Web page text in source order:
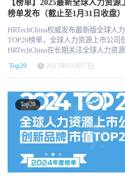
多样性分布考虑 遴选名单重点参考HRTech LRP品牌监测指数 榜单
不包含市值核心构成非HR业务的公司 入围门槛的市值最低为10亿美
亿美元，我们将会从榜单中移除，新增替补
订阅HRTech的每周咨讯，了解最新
源。 https://www.hrtechchina.com/email/email.html
如既往的加大对于行业观察和报道，
第三方专业服务机构，致力于推动人
引领行业新科技新趋势新产品新方向
企业与产品，关注并实时分享全球的
行业市值榜单和HR科技云图，持续
坛，表彰认可业内先进。
【榜单】2025最新全球人力资
榜单发布（截止至1月31日收盘）
HRTechChina权威发布最新版全球人
TOP20榜单，全球人力资源上市公司
HRTechChina在长期关注全球人力资
市值榜单，为我们提供了一个观察这
着财报发布和各国经济情况的不同，
遇到了不同的表现。一起来看看。 2025全球人力资源上市公司创新
品牌市值TOP20榜单（2025年2月新版） 更多信息可
HRTechChina.com (另微信公众号压
以访问网站获取 ) 特别注意，因以美元为单位，所以在汇率换算中
会有一定的浮动，仅供参考。 全球人力资源上市公司创新品牌市值
Top20榜单每月的最后一个交易日（
准，同时以当天汇率兑换美元市值排名。 关于创新品牌榜单
心基于以下几个方面： 对于中国HR行业发展具有极大参考和标杆作
用 实际业务发展中具有创新业务和创新举措 不同业态和不同国家的
Top20 2025年02月07日
Top20